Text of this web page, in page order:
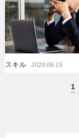
スキル 2020.06.15
1